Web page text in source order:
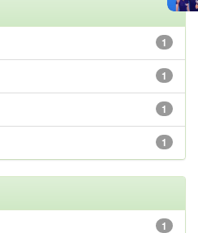
1
1
1
1
1